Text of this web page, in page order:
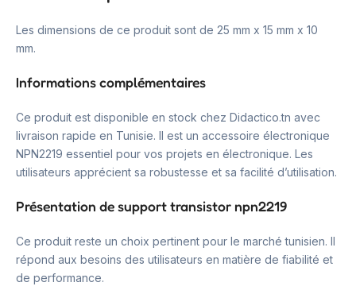
Les dimensions de ce produit sont de 25 mm x 15 mm x 10
mm.
Informations complémentaires
Ce produit est disponible en stock chez Didactico.tn avec
livraison rapide en Tunisie. Il est un accessoire électronique
NPN2219 essentiel pour vos projets en électronique. Les
utilisateurs apprécient sa robustesse et sa facilité d’utilisation.
Présentation de support transistor npn2219
Ce produit reste un choix pertinent pour le marché tunisien. Il
répond aux besoins des utilisateurs en matière de fiabilité et
de performance.